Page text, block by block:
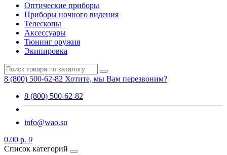
Оптические приборы
Приборы ночного видения
Телескопы
Аксессуары
Тюнинг оружия
Экипировка
8 (800) 500-62-82 Хотите, мы Вам перезвоним?
8 (800) 500-62-82
info@wao.su
0.00 р. 0
Список категорий